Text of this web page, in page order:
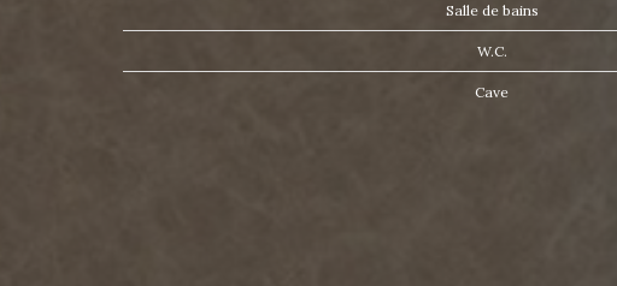
Salle de bains
W.C.
Cave